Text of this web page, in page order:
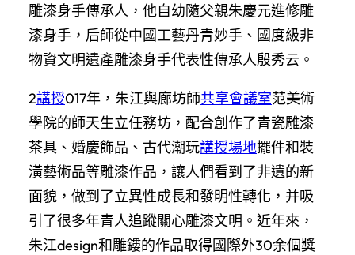
雕漆身手傳承人，他自幼隨父親朱慶元進修雕
漆身手，后師從中國工藝丹青妙手、國度級非
物資文明遺產雕漆身手代表性傳承人殷秀云。
2講授017年，朱江與廊坊師共享會議室范美術
學院的師天生立任務坊，配合創作了青瓷雕漆
茶具、婚慶飾品、古代潮玩講授場地擺件和裝
潢藝術品等雕漆作品，讓人們看到了非遺的新
面貌，做到了立異性成長和發明性轉化，并吸
引了很多年青人追蹤關心雕漆文明。近年來，
朱江design和雕鏤的作品取得國際外30余個獎